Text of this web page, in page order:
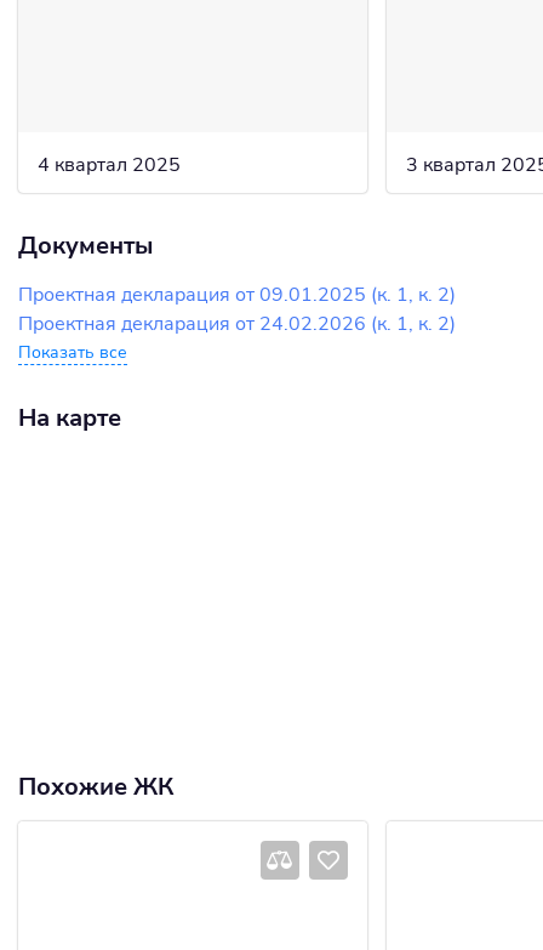
4 квартал 2025 3 квартал
Документы
Проектная декларация от 09.01.2025 (к. 1, к. 2)
Проектная декларация от 24.02.2026 (к. 1, к. 2)
Показать все
На карте
Похожие ЖК